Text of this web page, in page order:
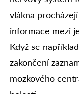
vlákna
informace mezi
Když se
zakončení
mozkového